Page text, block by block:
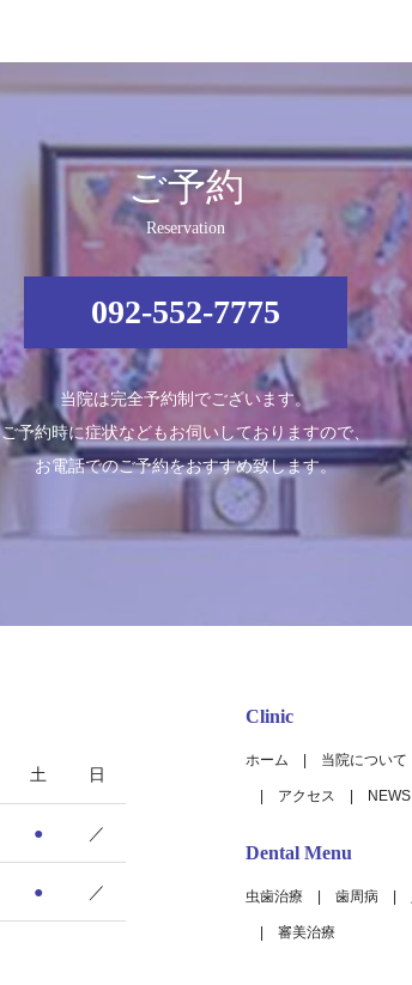
ご予約
Reservation
092-552-7775
当院は完全予約制でございます。
ご予約時に症状などもお伺いしておりますので、
お電話でのご予約をおすすめ致します。
土 日
● ／
● ／
Clinic
ホーム 当院について
アクセス NEWS
Dental Menu
虫歯治療 歯周病
審美治療